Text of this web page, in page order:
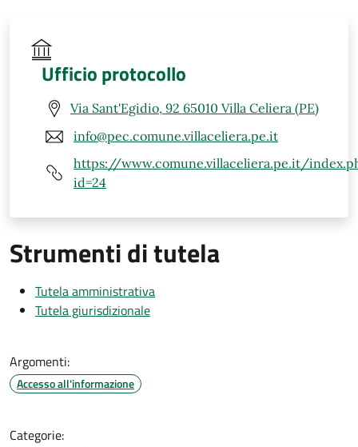
Ufficio protocollo
Via Sant'Egidio, 92 65010 Villa Celiera (PE)
info@pec.comune.villaceliera.pe.it
https://www.comune.villaceliera.pe.it/
id=24
Strumenti di tutela
Tutela amministrativa
Tutela giurisdizionale
Argomenti:
Accesso all'informazione
Categorie: